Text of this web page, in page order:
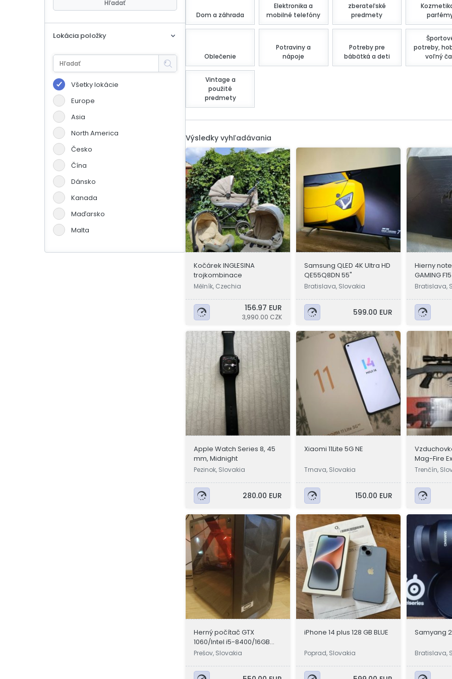
eBoltSlovakia.com
Hľadať
Lokácia položky
Všetky lokácie
Europe
Asia
North America
Česko
Čína
Dánsko
Kanada
Maďarsko
Malta
Dom a záhrada
Elektronika a
mobilné telefóny
zberateľské
predmety
Oblečenie
Potraviny a
nápoje
Potreby pre
bábätká a deti
potreby,
voľný
Vintage a
použité
predmety
Výsledky vyhľadávania
Kočárek INGLESINA
trojkombinace
Mělník, Czechia
156.97 EUR
3,990.00 CZK
Samsung QLED 4K Ultra HD
QE55Q8DN 55"
Bratislava, Slovakia
599.00 EUR
Hierny
GAMING
Bratislava,
Apple Watch Series 8, 45
mm, Midnight
Pezinok, Slovakia
280.00 EUR
Xiaomi 11Lite 5G NE
Trnava, Slovakia
150.00 EUR
Mag-Fire
kal.5,5mm
Trenčín,
Herný počítač GTX
1060/Intel i5-8400/16GB
RAM
Prešov, Slovakia
iPhone 14 plus 128 GB BLUE
Poprad, Slovakia
Samyang
Bratislava,